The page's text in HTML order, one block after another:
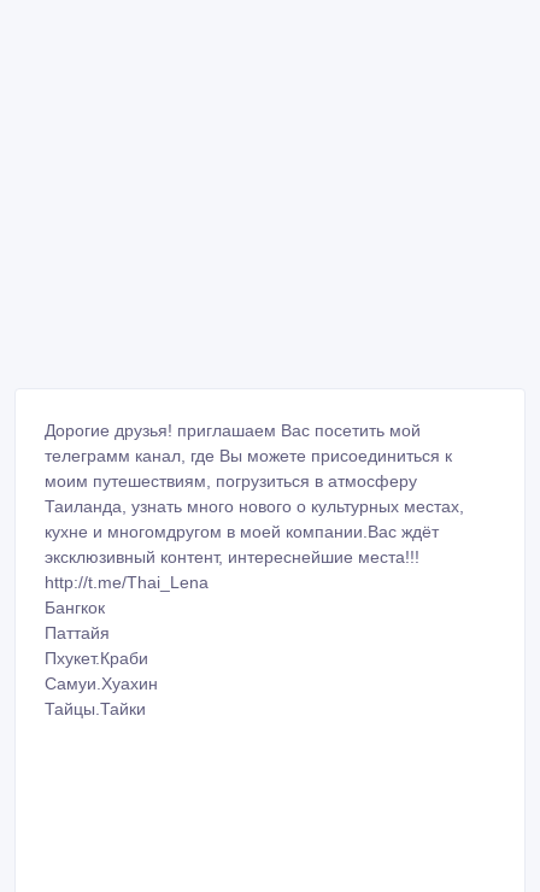
Дорогие друзья! приглашаем Вас посетить мой
телеграмм канал, где Вы можете присоединиться к
моим путешествиям, погрузиться в атмосферу
Таиланда, узнать много нового о культурных местах,
кухне и многомдругом в моей компании.Вас ждёт
эксклюзивный контент, интереснейшие места!!!
http://t.me/Thai_Lena
Бангкок
Паттайя
Пхукет.Краби
Самуи.Хуахин
Тайцы.Тайки